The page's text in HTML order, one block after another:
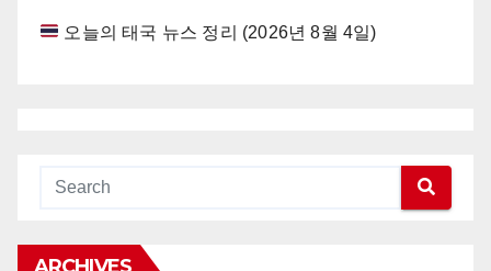
오늘의 태국 뉴스 정리 (2026년 8월 4일)
ARCHIVES